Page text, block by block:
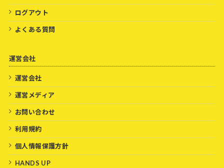
ログアウト
よくある質問
運営会社
運営会社
運営メディア
お問い合わせ
利用規約
個人情報保護方針
HANDS UP